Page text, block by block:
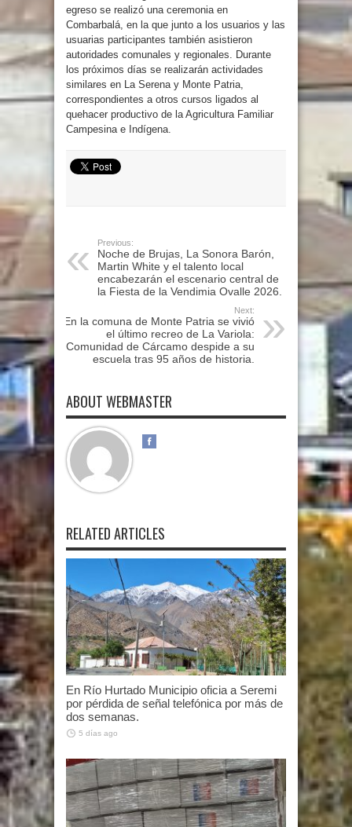
egreso se realizó una ceremonia en
Combarbalá, en la que junto a los usuarios y las
usuarias participantes también asistieron
autoridades comunales y regionales. Durante
los próximos días se realizarán actividades
similares en La Serena y Monte Patria,
correspondientes a otros cursos ligados al
quehacer productivo de la Agricultura Familiar
Campesina e Indígena.
Previous:
Noche de Brujas, La Sonora Barón,
Martin White y el talento local
encabezarán el escenario central de
la Fiesta de la Vendimia Ovalle 2026.
Next:
En la comuna de Monte Patria se vivió
el último recreo de La Variola:
Comunidad de Cárcamo despide a su
escuela tras 95 años de historia.
ABOUT WEBMASTER
RELATED ARTICLES
En Río Hurtado Municipio oficia a Seremi
por pérdida de señal telefónica por más de
dos semanas.
5 días ago